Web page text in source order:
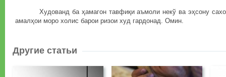
Худованд ба ҳамагон тавфиқи аъмоли некў ва эҳсону
амалҳои моро холис барои ризои худ гардонад. Омин.
Другие статьи